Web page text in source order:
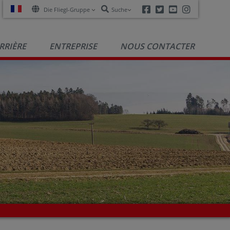
Die Fliegl-Gruppe Suche Facebook
TwitterYoutube
ENTREPRISE NOUS CONTACTER